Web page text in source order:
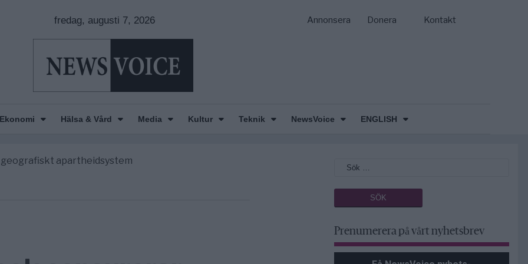
fredag, augusti 7, 2026 Annonsera Donera Kontakt
Ekonomi Hälsa & Vård Media Kultur Teknik NewsVoice ENGLISH
– Finally
geografiskt apartheidsystem
Prenumerera på vårt nyhetsbrev